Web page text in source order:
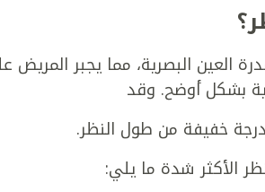
البصرية، مما يجبر المريض
بشكل أوضح. وقد
خفيفة من طول النظر.
الأكثر شدة ما يلي: